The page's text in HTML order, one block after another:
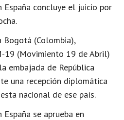
España concluye el juicio por
Bogotá (Colombia),
19 (Movimiento 19 de Abril)
embajada de República
una recepción diplomática
nacional de ese país.
España se aprueba en